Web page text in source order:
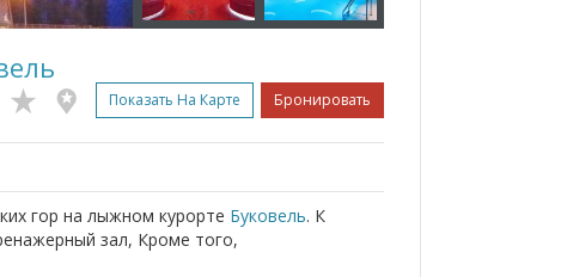
Показать На Карте Бронировать
гор на лыжном курорте Буковель. К
зал, Кроме того,